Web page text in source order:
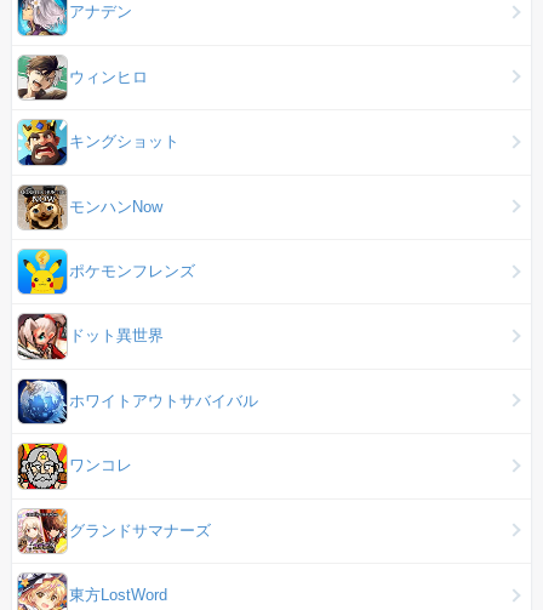
アナデン
ウィンヒロ
キングショット
モンハンNow
ポケモンフレンズ
ドット異世界
ホワイトアウトサバイバル
ワンコレ
グランドサマナーズ
東方LostWord